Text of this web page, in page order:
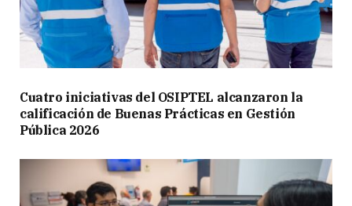
Cuatro iniciativas del OSIPTEL alcanzaron la
calificación de Buenas Prácticas en Gestión
Pública 2026